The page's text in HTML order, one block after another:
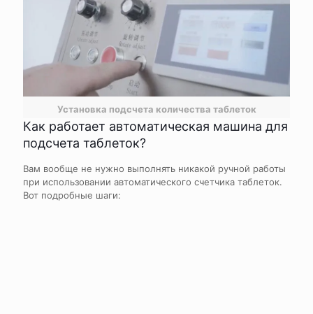
Установка подсчета количества таблеток
Как работает автоматическая машина для
подсчета таблеток?
Вам вообще не нужно выполнять никакой ручной работы
при использовании автоматического счетчика таблеток.
Вот подробные шаги: